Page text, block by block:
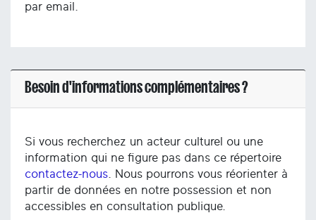
par email.
Besoin d'informations complémentaires ?
Si vous recherchez un acteur culturel ou une
information qui ne figure pas dans ce répertoire
contactez-nous . Nous pourrons vous réorienter à
partir de données en notre possession et non
accessibles en consultation publique.